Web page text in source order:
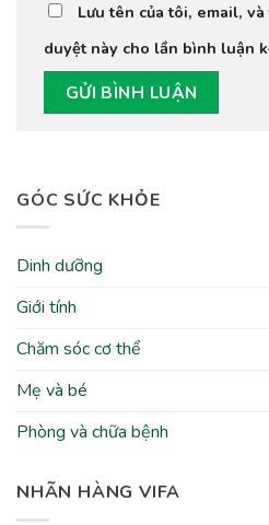
GÓC SỨC KHỎE
Dinh dưỡng
Giới tính
Chăm sóc cơ thể
Mẹ và bé
Phòng và chữa bệnh
NHÃN HÀNG VIFA
Lưu tên của tôi, email,
duyệt này cho lần bình luận